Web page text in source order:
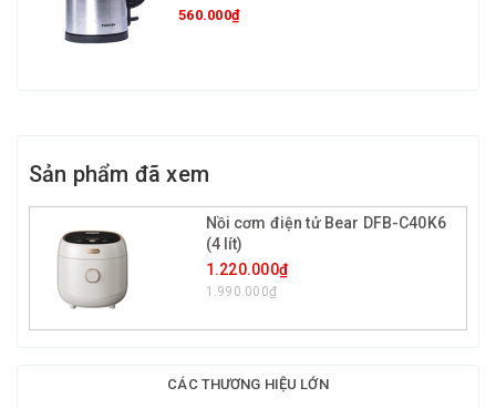
560.000₫
Sản phẩm đã xem
Nồi cơm điện tử Bear DFB-C40K6
(4 lít)
1.220.000₫
1.990.000₫
CÁC THƯƠNG HIỆU LỚN